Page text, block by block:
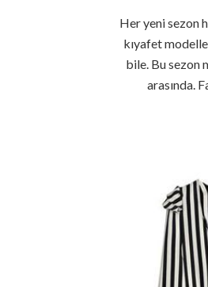
Her yeni sezon
kıyafet
bile. Bu sezon
arasında.